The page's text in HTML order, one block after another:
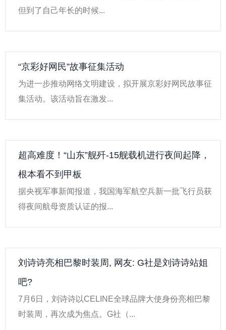
但到了自己年长的时候...
“京彩好网民”故事征集活动
为进一步推动网络文明建设，拟开展京彩好网民故事征
集活动。该活动旨在激发...
超高难度！“山东”舰歼-15舰载机进行夜间起降，
根本看不到甲板
据央视军事新闻报道，我国海军航空兵新一批飞行员获
得夜间航母资质认证的报...
刘诗诗亮相巴黎时装周, 网友: G社是刘诗诗站姐
吧?
7月6日，刘诗诗以CELINE全球品牌大使身份亮相巴黎
时装周，再次成为焦点。G社（...